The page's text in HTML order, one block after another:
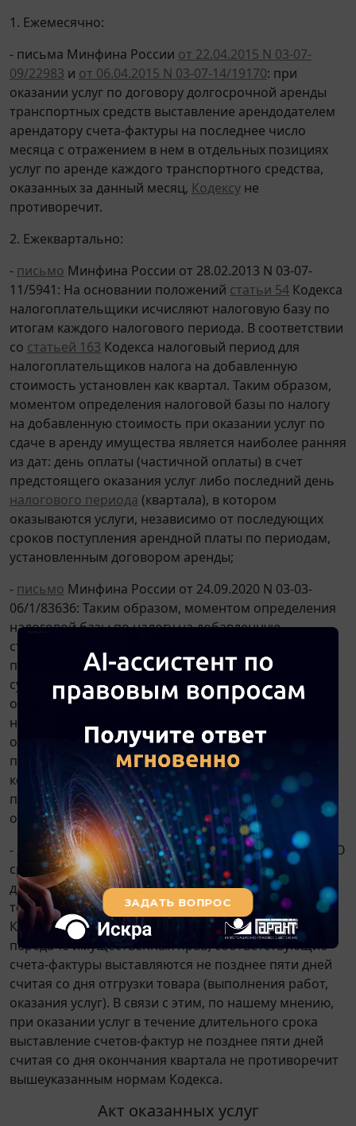
1. Ежемесячно:
- письма Минфина России от 22.04.2015 N 03-07-
09/22983 и от 06.04.2015 N 03-07-14/19170: при
оказании услуг по договору долгосрочной аренды
транспортных средств выставление арендодателем
арендатору счета-фактуры на последнее число
месяца с отражением в нем в отдельных позициях
услуг по аренде каждого транспортного средства,
оказанных за данный месяц, Кодексу не
противоречит.
2. Ежеквартально:
- письмо Минфина России от 28.02.2013 N 03-07-
11/5941: На основании положений статьи 54 Кодекса
налогоплательщики исчисляют налоговую базу по
итогам каждого налогового периода. В соответствии
со статьей 163 Кодекса налоговый период для
налогоплательщиков налога на добавленную
стоимость установлен как квартал. Таким образом,
моментом определения налоговой базы по налогу
на добавленную стоимость при оказании услуг по
сдаче в аренду имущества является наиболее ранняя
из дат: день оплаты (частичной оплаты) в счет
предстоящего оказания услуг либо последний день
налогового периода (квартала), в котором
оказываются услуги, независимо от последующих
сроков поступления арендной платы по периодам,
установленным договором аренды;
- письмо Минфина России от 24.09.2020 N 03-03-
06/1/83636: Таким образом, моментом определения
налоговой базы по налогу на добавленную
стоимость при оказании услуг, предусматривающих
предоставление в пользование хозяйствующим
субъектам нестационарных торговых объектов для
осуществления торговой деятельности, является
наиболее ранняя из дат: день оплаты (частичной
оплаты) в счет предстоящего оказания услуг либо
последний день налогового периода (квартала), в
котором оказываются услуги, независимо от
последующих сроков поступления платы за
оказанные услуги;
-
письмоМинфина РФ от 25.06.2008 N 07-05-06/142 "О
сроке выставления счетов-фактур по налогу на
добавленную стоимость при оказании услуг в
течение длительного срока": Согласно
п. 3 ст. 168
Кодекса при реализации товаров (работ, услуг,
передаче имущественных прав) соответствующие
счета-фактуры выставляются не позднее пяти дней
считая со дня отгрузки товара (выполнения работ,
оказания услуг). В связи с этим, по нашему мнению,
при оказании услуг в течение длительного срока
выставление счетов-фактур не позднее пяти дней
считая со дня окончания квартала не противоречит
вышеуказанным нормам Кодекса.
Акт оказанных услуг